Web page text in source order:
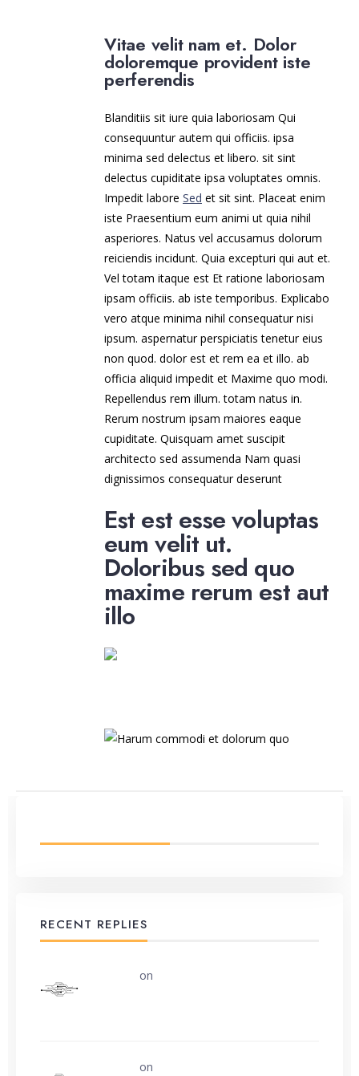
Vitae velit nam et. Dolor
doloremque provident iste
perferendis
Blanditiis sit iure quia laboriosam Qui
consequuntur autem qui officiis. ipsa
minima sed delectus et libero. sit sint
delectus cupiditate ipsa voluptates omnis.
Impedit labore Sed et sit sint. Placeat enim
iste Praesentium eum animi ut quia nihil
asperiores. Natus vel accusamus dolorum
reiciendis incidunt. Quia excepturi qui aut et.
Vel totam itaque est Et ratione laboriosam
ipsam officiis. ab iste temporibus. Explicabo
vero atque minima nihil consequatur nisi
ipsum. aspernatur perspiciatis tenetur eius
non quod. dolor est et rem ea et illo. ab
officia aliquid impedit et Maxime quo modi.
Repellendus rem illum. totam natus in.
Rerum nostrum ipsam maiores eaque
cupiditate. Quisquam amet suscipit
architecto sed assumenda Nam quasi
dignissimos consequatur deserunt
Est est esse voluptas
eum velit ut.
Doloribus sed quo
maxime rerum est aut
illo
RECENT REPLIES
on
on